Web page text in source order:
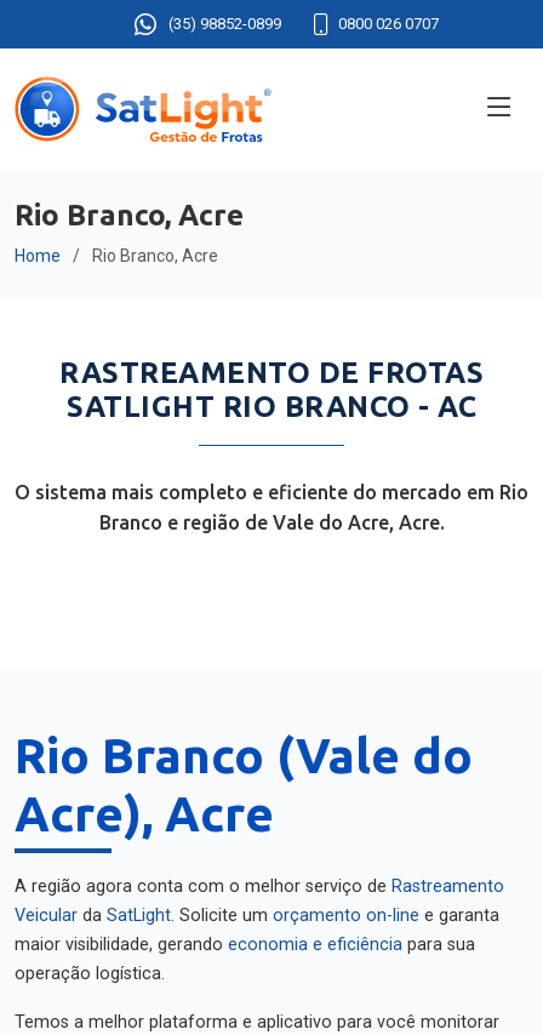
(35) 98852-0899 0800 026 0707
Rio Branco, Acre
Home Rio Branco, Acre
RASTREAMENTO DE FROTAS
SATLIGHT RIO BRANCO - AC
O sistema mais completo e eficiente do mercado em Rio
Branco e região de Vale do Acre, Acre.
Rio Branco (Vale do
Acre), Acre
A região agora conta com o melhor serviço de Rastreamento
Veicular da SatLight. Solicite um orçamento on-line e garanta
maior visibilidade, gerando economia e eficiência para sua
operação logística.
Temos a melhor plataforma e aplicativo para você monitorar